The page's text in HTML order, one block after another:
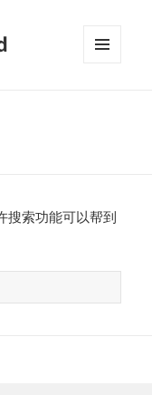
搜索功能可以帮到